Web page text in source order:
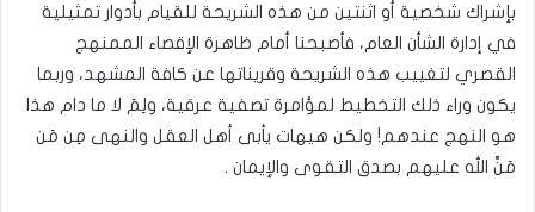
بإشراك شخصية أو اثنتين من هذه الشريحة للقيام بأدوار تمثيلية
في إدارة الشأن العام، فأصبحنا أمام ظاهرة الإقصاء الممنهج
القصري لتغييب هذه الشريحة وقريناتها عن كافة المشهد، وربما
يكون وراء ذلك التخطيط لمؤامرة تصفية عرقية، ولِمَ لا ما دام هذا
هو النهج عندهم! ولكن هيهات يأبى أهل العقل والنهى مِن مَن
مَنَّ الله عليهم بصدق التقوى والإيمان .